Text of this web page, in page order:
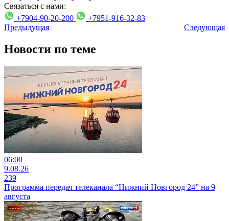
Связаться с нами:
+7904-90-20-200
+7951-916-32-83
Предыдущая
Следующая
Новости по теме
06:00
9.08.26
239
Программа передач телеканала “Нижний Новгород 24” на 9
августа